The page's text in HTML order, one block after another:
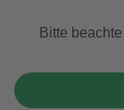
Bitte